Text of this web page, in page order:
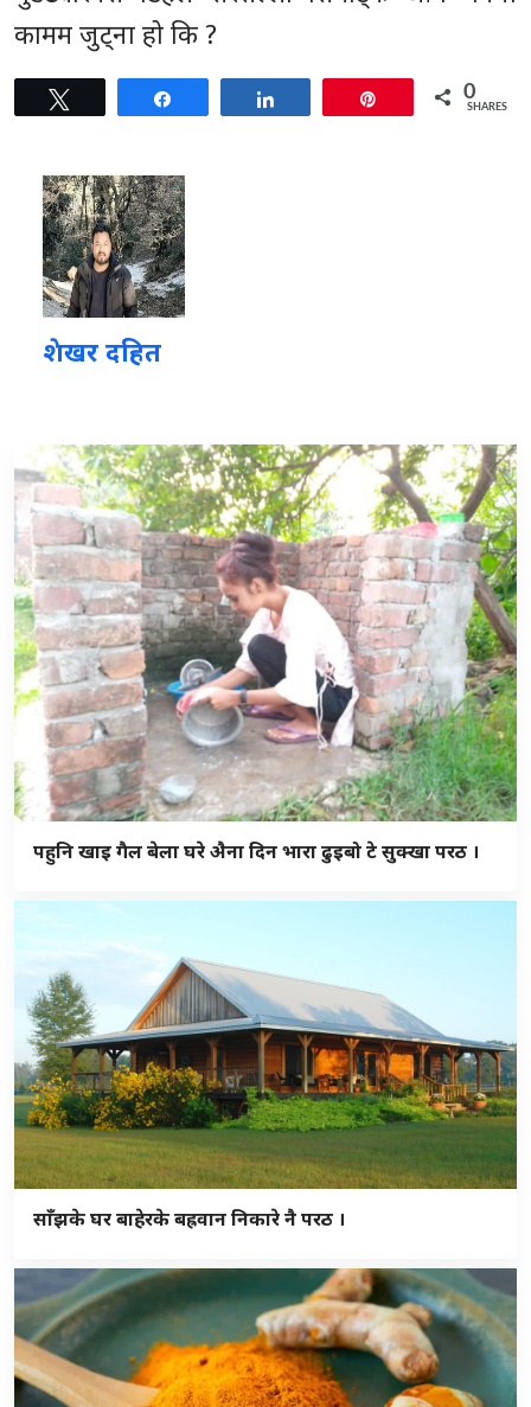
कामम जुट्ना हो कि ?
0
SHARES
शेखर दहित
पहुनि खाइ गैल बेला घरे अ‍ैना दिन भारा ढुइबो टे सुक्खा परठ ।
साँझके घर बाहेरके बह्रवान निकारे नै परठ ।